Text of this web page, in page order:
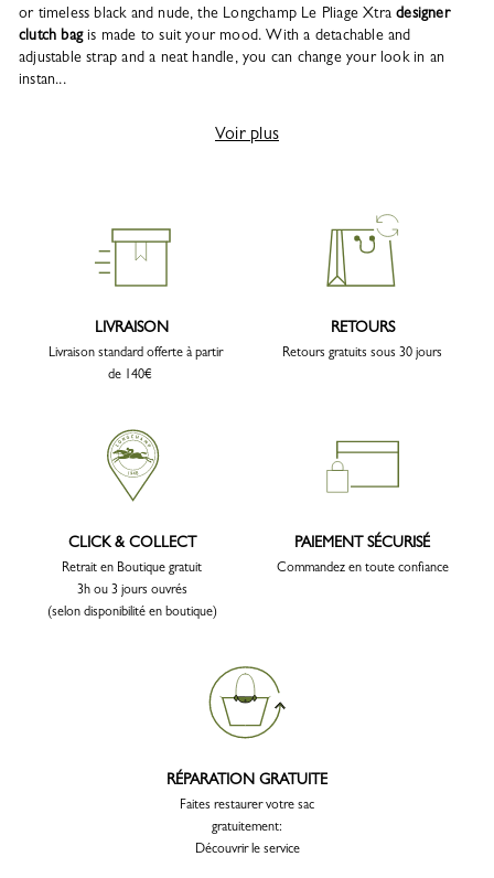
or timeless black and nude, the Longchamp Le Pliage Xtradesigner
clutch bagis made to suit your mood. With a detachable and
adjustable strap and a neat handle, you can change your look in an
instan...
Voir plus
LIVRAISON
Livraison standard offerte à partir
de 140€
RETOURS
Retours gratuits sous 30 jours
CLICK & COLLECT
Retrait en Boutique gratuit
3h ou 3 jours ouvrés
(selon disponibilité en boutique)
PAIEMENT SÉCURISÉ
Commandez en toute confiance
RÉPARATION GRATUITE
Faites restaurer votre sac
gratuitement:
Découvrir le service